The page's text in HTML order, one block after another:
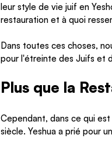
leur style de vie juif en
restauration et à quoi
Dans toutes ces choses,
pour l'étreinte des Juifs et
Plus que la
Cependant, dans ce qui
siècle. Yeshua a prié pour